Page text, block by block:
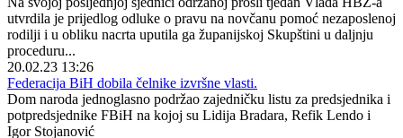
utvrdila je prijedlog odluke o pravu na novčanu pomoć nezaposlenoj
rodilji i u obliku nacrta uputila ga županijskoj Skupštini u daljnju
proceduru...
20.02.23 13:26
Federacija BiH dobila čelnike izvršne vlasti.
Dom naroda jednoglasno podržao zajedničku listu za predsjednika i
potpredsjednike FBiH na kojoj su Lidija Bradara, Refik Lendo i
Igor Stojanović